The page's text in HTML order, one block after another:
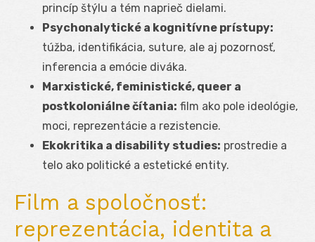
princíp štýlu a tém naprieč dielami.
Psychonalytické a kognitívne prístupy:
túžba, identifikácia, suture, ale aj pozornosť,
inferencia a emócie diváka.
Marxistické, feministické, queer a
postkoloniálne čítania: film ako pole ideológie,
moci, reprezentácie a rezistencie.
Ekokritika a disability studies: prostredie a
telo ako politické a estetické entity.
Film a spoločnosť:
reprezentácia, identita a